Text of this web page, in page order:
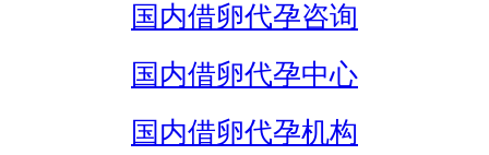
国内借卵代孕咨询
国内借卵代孕中心
国内借卵代孕机构